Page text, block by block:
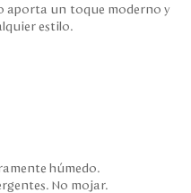
aporta un toque moderno y
estilo.
húmedo.
No mojar.